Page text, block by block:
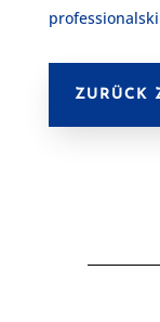
ZURÜCK